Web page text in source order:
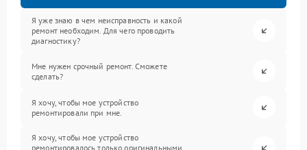
Я уже знаю в чем неисправность и какой
ремонт необходим. Для чего проводить
диагностику?
Мне нужен срочный ремонт. Сможете
сделать?
Я хочу, чтобы мое устройство
ремонтировали при мне.
Я хочу, чтобы мое устройство
ремонтировалось только оригинальными